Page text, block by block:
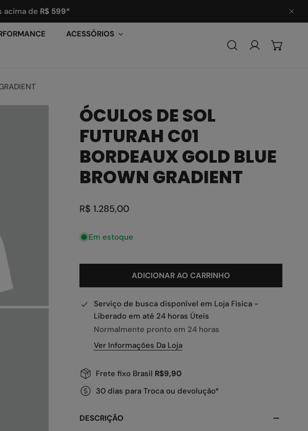
acima de R$ 599*
ACESSÓRIOS
Conecte-se
ÓCULOS DE SOL
FUTURAH C01
BORDEAUX GOLD BLUE
BROWN GRADIENT
Preço
R$ 1.285,00
Em estoque
ADICIONAR AO CARRINHO
Serviço de busca disponível em Loja Fisica -
Liberado em até 24 horas Úteis
Normalmente pronto em 24 horas
Ver Informações Da Loja
Frete fixo Brasil R$9,90
30 dias para Troca ou devolução*
DESCRIÇÃO